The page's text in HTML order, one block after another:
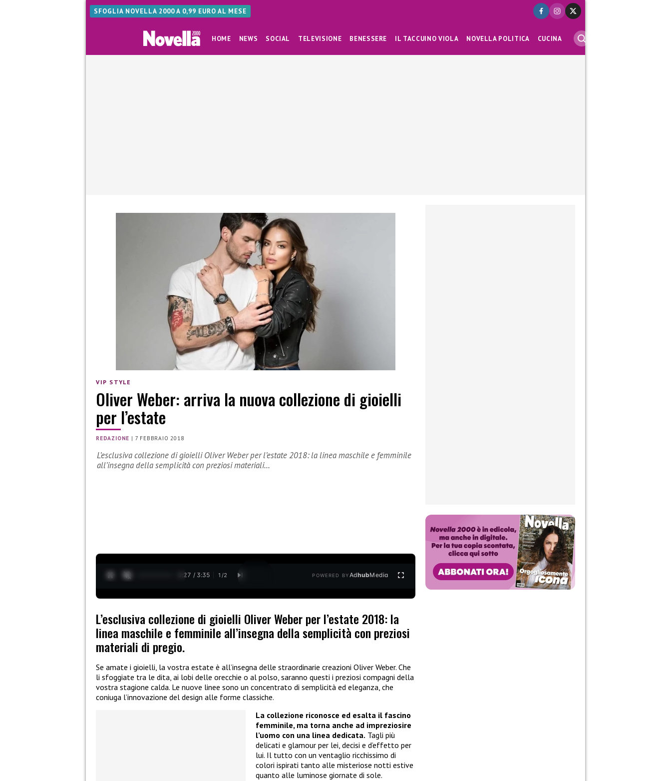
SFOGLIA NOVELLA 2000 A 0,99 EURO AL MESE
HOME NEWS SOCIAL TELEVISIONE BENESSERE IL TACCUINO VIOLA NOVELLA POLITICA CUCINA
VIP STYLE
Oliver Weber: arriva la nuova collezione di gioielli
per l’estate
REDAZIONE | 7 FEBBRAIO 2018
L’esclusiva collezione di gioielli Oliver Weber per l’estate 2018: la linea maschile e femminile
all’insegna della semplicità con preziosi materiali…
0:28 / 3:35 1 /2 POWERED BYAdhubMedia
L’esclusiva collezione di gioielli Oliver Weber per l’estate 2018: la
linea maschile e femminile all’insegna della semplicità con preziosi
materiali di pregio.
Se amate i gioielli, la vostra estate è all’insegna delle straordinarie creazioni Oliver Weber. Che
li sfoggiate tra le dita, ai lobi delle orecchie o al polso, saranno questi i preziosi compagni della
vostra stagione calda. Le nuove linee sono un concentrato di semplicità ed eleganza, che
coniuga l’innovazione del design alle forme classiche.
La collezione riconosce ed esalta il fascino
femminile, ma torna anche ad impreziosire
l’uomo con una linea dedicata. Tagli più
delicati e glamour per lei, decisi e d’effetto per
lui. Il tutto con un ventaglio ricchissimo di
colori ispirati tanto alle misteriose notti estive
quanto alle luminose giornate di sole.